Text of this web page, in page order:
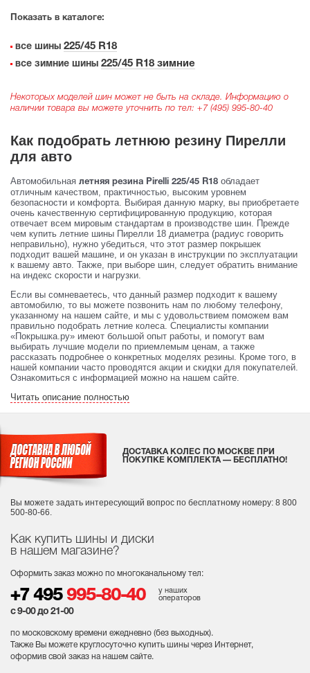
Показать в каталоге:
все шины 225/45 R18
все зимние шины 225/45 R18 зимние
Некоторых моделей шин может не быть на складе. Информацию о
наличии товара вы можете уточнить по тел: +7 (495) 995-80-40
Как подобрать летнюю резину Пирелли
для авто
Автомобильная летняя резина Pirelli 225/45 R18 обладает
отличным качеством, практичностью, высоким уровнем
безопасности и комфорта. Выбирая данную марку, вы приобретаете
очень качественную сертифицированную продукцию, которая
отвечает всем мировым стандартам в производстве шин. Прежде
чем купить летние шины Пирелли 18 диаметра (радиус говорить
неправильно), нужно убедиться, что этот размер покрышек
подходит вашей машине, и он указан в инструкции по эксплуатации
к вашему авто. Также, при выборе шин, следует обратить внимание
на индекс скорости и нагрузки.
Если вы сомневаетесь, что данный размер подходит к вашему
автомобилю, то вы можете позвонить нам по любому телефону,
указанному на нашем сайте, и мы с удовольствием поможем вам
правильно подобрать летние колеса. Специалисты компании
«Покрышка.ру» имеют большой опыт работы, и помогут вам
выбирать лучшие модели по приемлемым ценам, а также
рассказать подробнее о конкретных моделях резины. Кроме того, в
нашей компании часто проводятся акции и скидки для покупателей.
Ознакомиться с информацией можно на нашем сайте.
Читать описание полностью
Как купить шины и диски
в нашем магазине?
Оформить заказ можно по многоканальному тел:
+7 495 995-80-40
у наших
операторов
с 9-00 до 21-00
по московскому времени ежедневно (без выходных).
Также Вы можете круглосуточно купить шины через Интернет,
оформив свой заказ на нашем сайте.
ДОСТАВКА КОЛЕС ПО МОСКВЕ ПРИ
ПОКУПКЕ КОМПЛЕКТА — БЕСПЛАТНО!
Вы можете задать интересующий вопрос по бесплатному номеру: 8 800
500-80-66.